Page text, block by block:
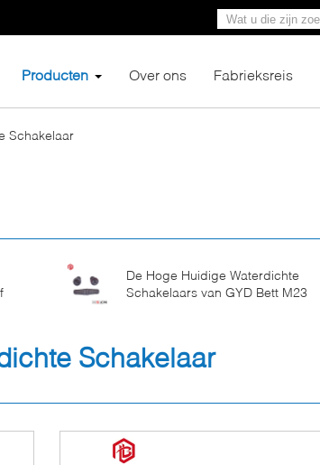
Producten Over ons Fabrieksreis
Schakelaar
De Hoge Huidige Waterdichte
Schakelaars van GYD Bett M23
Schakelaar